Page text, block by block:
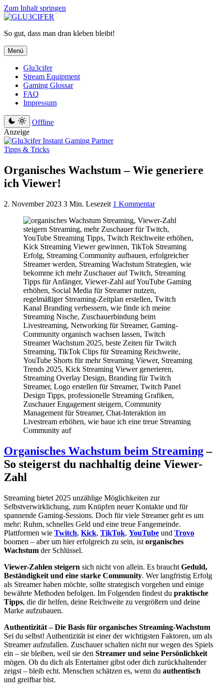
Zum Inhalt springen
So gut, dass man dran kleben bleibt!
Menü
Glu3cifer
Stream Equipment
Gaming Glossar
FAQ
Impressum
Offline
Anzeige
Tipps & Tricks
Organisches Wachstum – Wie generiere
ich Viewer!
2. November 2023 3 Min. Lesezeit 1 Kommentar
Organisches Wachstum beim Streaming–
So steigerst du nachhaltig deine Viewer-
Zahl
Streaming bietet 2025 unzählige Möglichkeiten zur
Selbstverwirklichung, zum Knüpfen neuer Kontakte und für
spannende Gaming-Sessions. Doch für viele Streamer geht es um
mehr: Ruhm, schnelles Geld und eine treue Fangemeinde.
Plattformen wie Twitch, Kick, TikTok, YouTube und Trovo
boomen – aber um hier erfolgreich zu sein, ist organisches
Wachstum der Schlüssel.
Viewer-Zahlen steigern sich nicht von allein. Es braucht Geduld,
Beständigkeit und eine starke Community. Wer langfristig Erfolg
als Streamer haben möchte, sollte strategisch vorgehen und einige
bewährte Methoden befolgen. Im Folgenden findest du praktische
Tipps, die dir helfen, deine Reichweite zu vergrößern und deine
Marke aufzubauen.
Authentizität – Die Basis für organisches Streaming-Wachstum
Sei du selbst! Authentizität ist einer der wichtigsten Faktoren, um als
Streamer aufzufallen. Zuschauer schalten nicht nur wegen des Spiels
ein – sie bleiben, weil sie den Streamer und seine Persönlichkeit
mögen. Ob du dich als Entertainer gibst oder dich zurückhaltender
zeigst – bleib echt. Menschen schätzen es, wenn du authentisch
und greifbar bist.